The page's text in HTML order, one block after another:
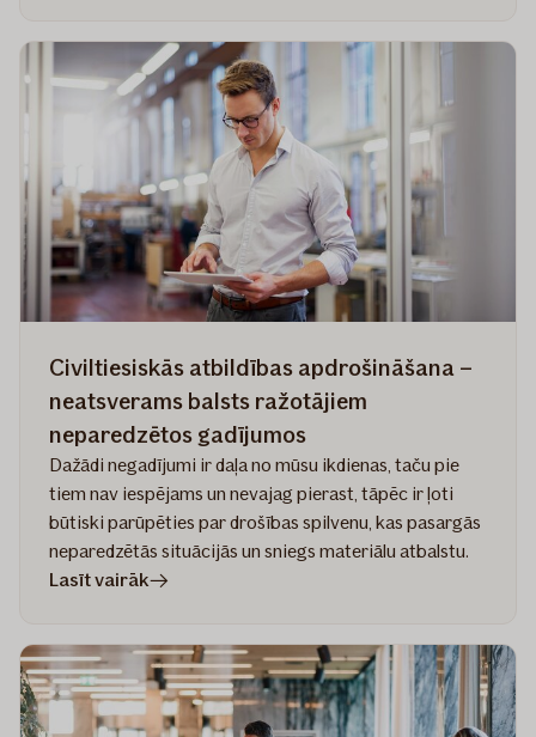
–
ceļā
polisi
Civiltiesiskās atbildības apdrošināšana –
neatsverams balsts ražotājiem
neparedzētos gadījumos
Dažādi negadījumi ir daļa no mūsu ikdienas, taču pie
tiem nav iespējams un nevajag pierast, tāpēc ir ļoti
būtiski parūpēties par drošības spilvenu, kas pasargās
neparedzētās situācijās un sniegs materiālu atbalstu.
Lasīt vairākrakstā
apdrošināšana
–
neatsverams